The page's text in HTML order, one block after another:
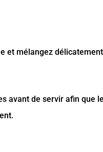
et mélangez
avant de servir afin que